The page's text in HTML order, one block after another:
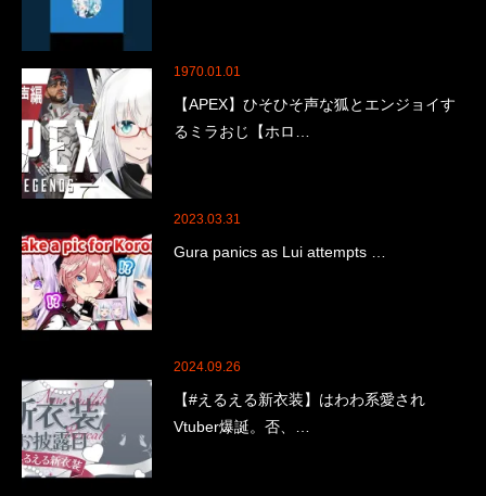
1970.01.01
【APEX】ひそひそ声な狐とエンジョイす
るミラおじ【ホロ…
2023.03.31
Gura panics as Lui attempts …
2024.09.26
【#えるえる新衣装】はわわ系愛され
Vtuber爆誕。否、…